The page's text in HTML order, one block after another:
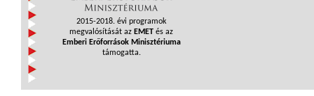
2015-2018. évi programok
megvalósítását az EMET és az
Emberi Erőforrások Minisztériuma
támogatta.